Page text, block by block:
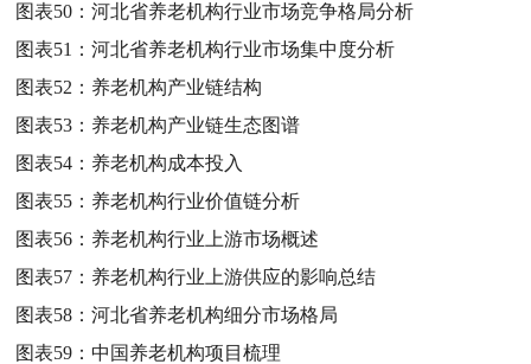
图表50：河北省养老机构行业市场竞争格局分析
图表51：河北省养老机构行业市场集中度分析
图表52： 养老机构产业链结构
图表53： 养老机构产业链生态图谱
图表54： 养老机构成本投入
图表55： 养老机构行业价值链分析
图表56： 养老机构行业上游市场概述
图表57： 养老机构行业上游供应的影响总结
图表58：河北省养老机构细分市场格局
图表59：中国养老机构项目梳理